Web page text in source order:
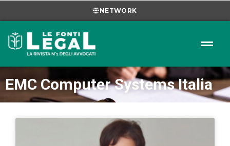
NETWORK
EMC Computer Systems Italia